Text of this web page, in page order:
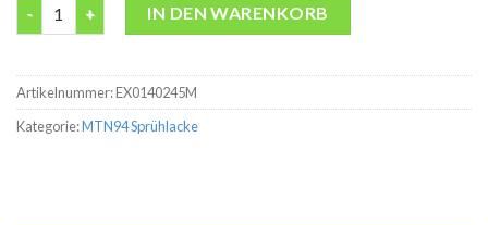
IN DEN WARENKORB
Artikelnummer:EX0140245M
Kategorie:MTN94 Sprühlacke